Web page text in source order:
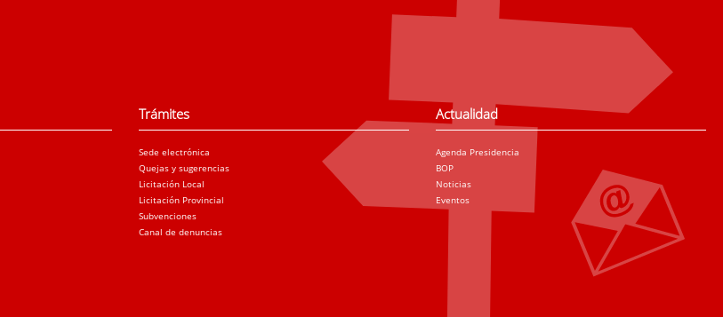
Trámites
Sede electrónica
Quejas y sugerencias
Licitación Local
Licitación Provincial
Subvenciones
Canal de denuncias
Actualidad
Agenda Presidencia
BOP
Noticias
Eventos